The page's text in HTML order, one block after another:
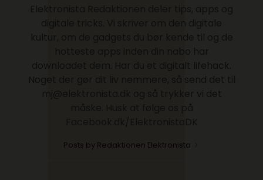
Posts by Redaktionen Elektronista